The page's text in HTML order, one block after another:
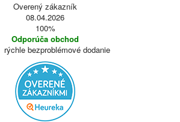
Overený zákazník
08.04.2026
100%
Odporúča obchod
rýchle bezproblémové dodanie